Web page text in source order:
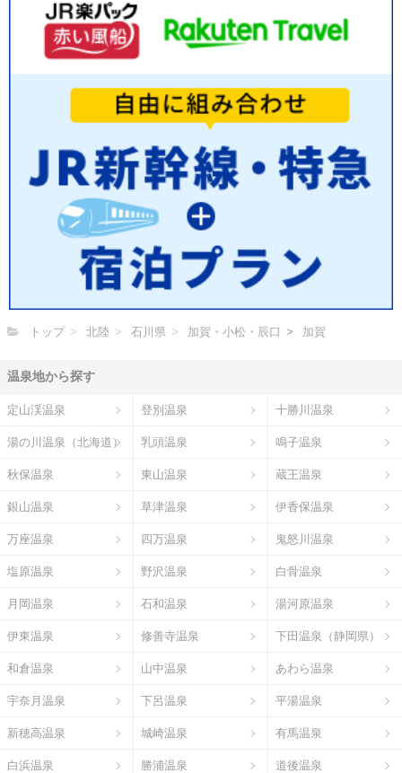
トップ 北陸 石川県 加賀・小松・辰口 加賀
温泉地から探す
定山渓温泉 登別温泉 十勝川温泉
湯の川温泉（北海道） 乳頭温泉 鳴子温泉
秋保温泉 東山温泉 蔵王温泉
銀山温泉 草津温泉 伊香保温泉
万座温泉 四万温泉 鬼怒川温泉
塩原温泉 野沢温泉 白骨温泉
月岡温泉 石和温泉 湯河原温泉
伊東温泉 修善寺温泉 下田温泉（静岡県）
和倉温泉 山中温泉 あわら温泉
宇奈月温泉 下呂温泉 平湯温泉
新穂高温泉 城崎温泉 有馬温泉
白浜温泉 勝浦温泉 道後温泉